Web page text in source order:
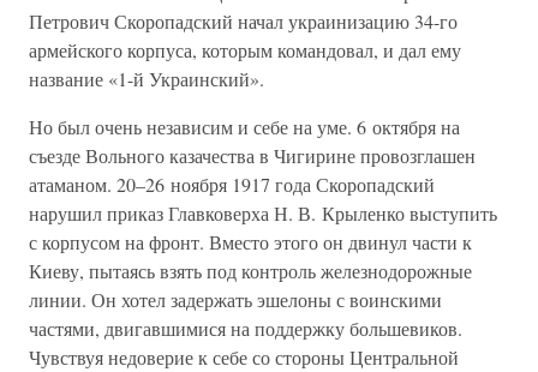
Петрович Скоропадский начал украинизацию 34-го
армейского корпуса, которым командовал, и дал ему
название «1-й Украинский».
Но был очень независим и себе на уме. 6 октября на
съезде Вольного казачества в Чигирине провозглашен
атаманом. 20–26 ноября 1917 года Скоропадский
нарушил приказ Главковерха Н. В. Крыленко выступить
с корпусом на фронт. Вместо этого он двинул части к
Киеву, пытаясь взять под контроль железнодорожные
линии. Он хотел задержать эшелоны с воинскими
частями, двигавшимися на поддержку большевиков.
Чувствуя недоверие к себе со стороны Центральной